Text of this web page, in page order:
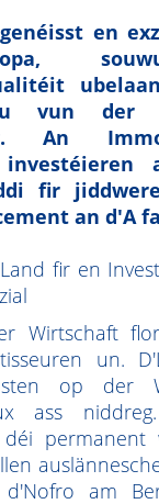
en
vun der
An
investéieren
fir
an d'A
fir en
Wirtschaft
un.
op der
ass
déi
am